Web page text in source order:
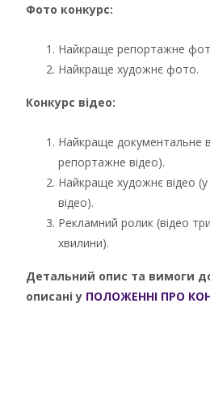
Фото конкурс:
Найкраще репортажне
Найкраще художнє фото.
Конкурс відео:
Найкраще документальне
репортажне відео).
Найкраще художнє відео (у
відео).
Рекламний ролик (відео
хвилини).
Детальний опис та вимоги
описані у ПОЛОЖЕННІ ПРО